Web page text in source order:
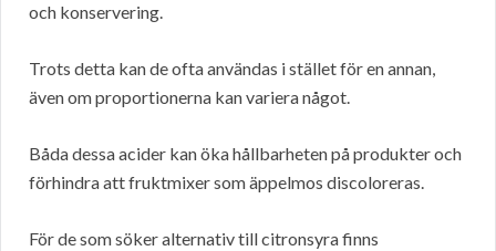
och konservering.
Trots detta kan de ofta användas i stället för en annan,
även om proportionerna kan variera något.
Båda dessa acider kan öka hållbarheten på produkter och
förhindra att fruktmixer som äppelmos discoloreras.
För de som söker alternativ till citronsyra finns